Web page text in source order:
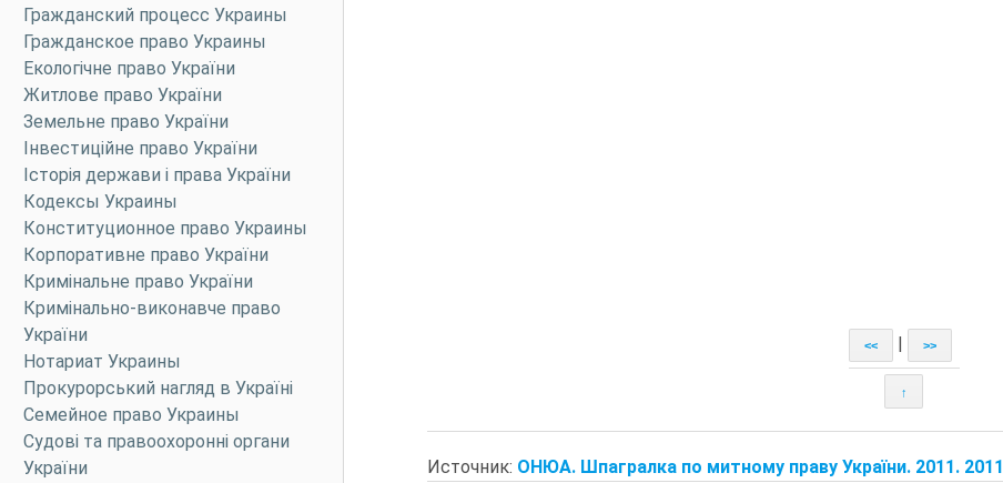
Гражданский процесс Украины
Гражданское право Украины
Екологічне право України
Житлове право України
Земельне право України
Інвестиційне право України
Історія держави і права України
Кодексы Украины
Конституционное право Украины
Корпоративне право України
Кримінальне право України
Кримінально-виконавче право
України
Нотариат Украины
Прокурорський нагляд в Україні
Семейное право Украины
Судові та правоохоронні органи
України
<< >>
↑
Источник: ОНЮА. Шпагралка по митному праву України. 2011. 2011